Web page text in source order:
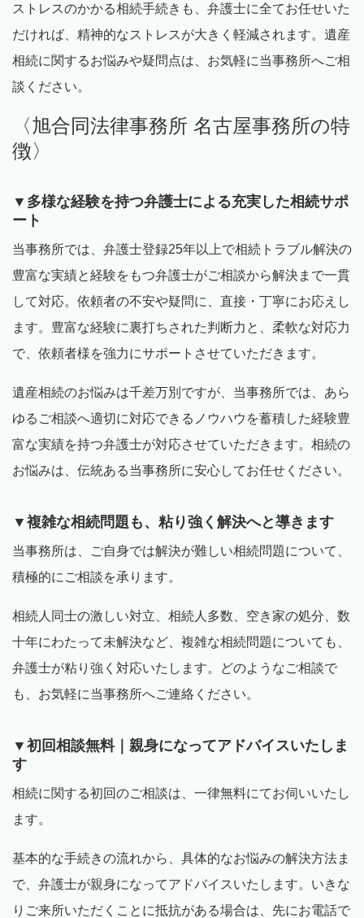
ストレスのかかる相続手続きも、弁護士に全てお任せいた
だければ、精神的なストレスが大きく軽減されます。遺産
相続に関するお悩みや疑問点は、お気軽に当事務所へご相
談ください。
〈旭合同法律事務所 名古屋事務所の特
徴〉
▼多様な経験を持つ弁護士による充実した相続サポ
ート
当事務所では、弁護士登録25年以上で相続トラブル解決の
豊富な実績と経験をもつ弁護士がご相談から解決まで一貫
して対応。依頼者の不安や疑問に、直接・丁寧にお応えし
ます。豊富な経験に裏打ちされた判断力と、柔軟な対応力
で、依頼者様を強力にサポートさせていただきます。
遺産相続のお悩みは千差万別ですが、当事務所では、あら
ゆるご相談へ適切に対応できるノウハウを蓄積した経験豊
富な実績を持つ弁護士が対応させていただきます。相続の
お悩みは、伝統ある当事務所に安心してお任せください。
▼複雑な相続問題も、粘り強く解決へと導きます
当事務所は、ご自身では解決が難しい相続問題について、
積極的にご相談を承ります。
相続人同士の激しい対立、相続人多数、空き家の処分、数
十年にわたって未解決など、複雑な相続問題についても、
弁護士が粘り強く対応いたします。どのようなご相談で
も、お気軽に当事務所へご連絡ください。
▼初回相談無料｜親身になってアドバイスいたしま
す
相続に関する初回のご相談は、一律無料にてお伺いいたし
ます。
基本的な手続きの流れから、具体的なお悩みの解決方法ま
で、弁護士が親身になってアドバイスいたします。いきな
りご来所いただくことに抵抗がある場合は、先にお電話で